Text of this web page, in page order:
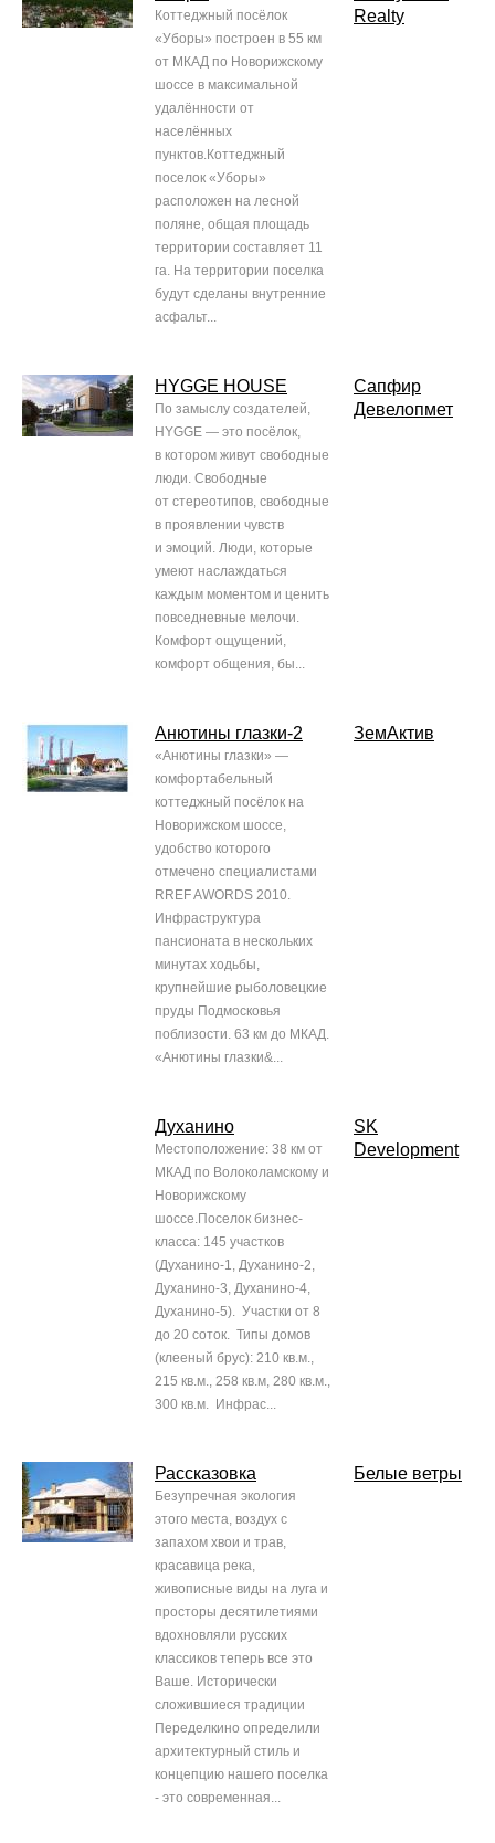
Коттеджный посёлок
«Уборы» построен в 55 км
от МКАД по Новорижскому
шоссе в максимальной
удалённости от
населённых
пунктов.Коттеджный
поселок «Уборы»
расположен на лесной
поляне, общая площадь
территории составляет 11
га. На территории поселка
будут сделаны внутренние
асфальт...
Realty
HYGGE HOUSE
По замыслу создателей,
HYGGE — это посёлок,
в котором живут свободные
люди. Свободные
от стереотипов, свободные
в проявлении чувств
и эмоций. Люди, которые
умеют наслаждаться
каждым моментом и ценить
повседневные мелочи.
Комфорт ощущений,
комфорт общения, бы...
Сапфир
Девелопмет
Анютины глазки-2
«Анютины глазки» —
комфортабельный
коттеджный посёлок на
Новорижском шоссе,
удобство которого
отмечено специалистами
RREF AWORDS 2010.
Инфраструктура
пансионата в нескольких
минутах ходьбы,
крупнейшие рыболовецкие
пруды Подмосковья
поблизости. 63 км до МКАД.
«Анютины глазки&...
ЗемАктив
Духанино
Местоположение: 38 км от
МКАД по Волоколамскому и
Новорижскому
шоссе.Поселок бизнес-
класса: 145 участков
(Духанино-1, Духанино-2,
Духанино-3, Духанино-4,
Духанино-5). Участки от 8
до 20 соток. Типы домов
(клееный брус): 210 кв.м.,
215 кв.м., 258 кв.м, 280 кв.м.,
300 кв.м. Инфрас...
SK
Development
Рассказовка
Безупречная экология
этого места, воздух с
запахом хвои и трав,
красавица река,
живописные виды на луга и
просторы десятилетиями
вдохновляли русских
классиков теперь все это
Ваше. Исторически
сложившиеся традиции
Переделкино определили
архитектурный стиль и
концепцию нашего поселка
- это современная...
Белые ветры